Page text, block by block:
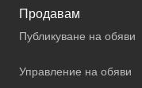
Продавам
Публикуване на обяви
Управление на обяви